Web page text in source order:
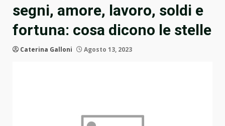
segni, amore, lavoro, soldi e
fortuna: cosa dicono le stelle
Caterina Galloni Agosto 13, 2023